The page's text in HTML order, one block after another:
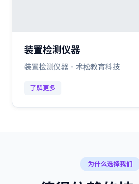
装置检测仪器
装置检测仪器 - 术松教育科技
了解更多
为什么选择我们